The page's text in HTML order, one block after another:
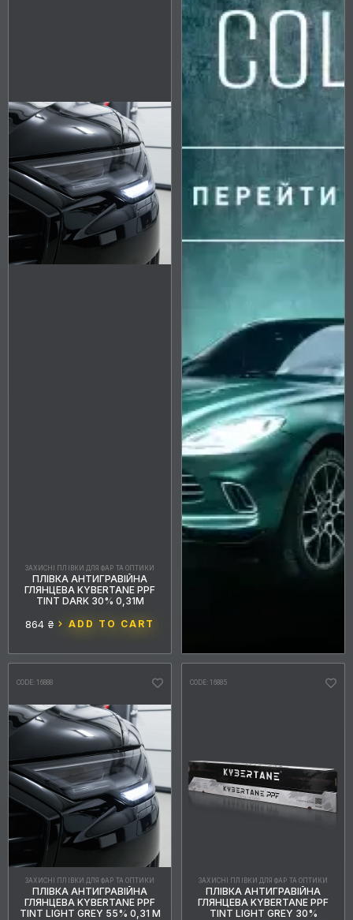
COUNTRY OF ORIGIN
STRUCTURE
PRODUCTION TECHNOLOGY
Reset Entry filters
ЗАХИСНІ ПЛІВКИ ДЛЯ ФАР ТА ОПТИКИ
ПЛІВКА АНТИГРАВІЙНА
ГЛЯНЦЕВА KYBERTANE PPF
TINT DARK 30% 0,31М
864 ₴ ADD TO CART
CODE: 16888
ЗАХИСНІ ПЛІВКИ ДЛЯ ФАР ТА ОПТИКИ
ПЛІВКА АНТИГРАВІЙНА
ГЛЯНЦЕВА KYBERTANE PPF
TINT LIGHT GREY 55% 0,31 М
CODE: 16885
ЗАХИСНІ ПЛІВКИ ДЛЯ ФАР ТА ОПТИКИ
ПЛІВКА АНТИГРАВІЙНА
ГЛЯНЦЕВА KYBERTANE PPF
TINT LIGHT GREY 30%